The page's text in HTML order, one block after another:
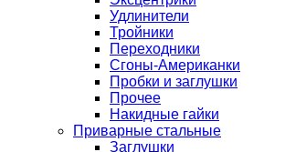
Удлинители
Тройники
Переходники
Сгоны-Американки
Пробки и заглушки
Прочее
Накидные гайки
Приварные стальные
Заглушки